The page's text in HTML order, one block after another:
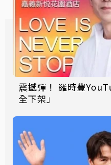
震撼彈！ 羅時豐
全下架」